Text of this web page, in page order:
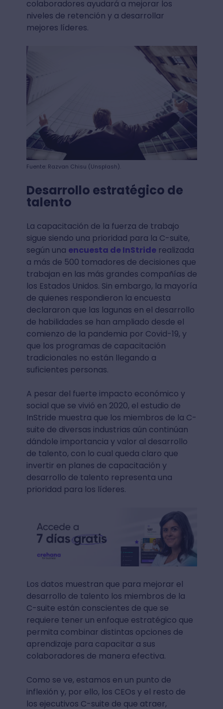
colaboradores ayudará a mejorar los
niveles de retención y a desarrollar
mejores líderes.
Fuente: Razvan Chisu (Unsplash).
Desarrollo estratégico de
talento
La capacitación de la fuerza de trabajo
sigue siendo una prioridad para la C-suite,
según una encuesta de InStriderealizada
a más de 500 tomadores de decisiones que
trabajan en las más grandes compañías de
los Estados Unidos. Sin embargo, la mayoría
de quienes respondieron la encuesta
declararon que las lagunas en el desarrollo
de habilidades se han ampliado desde el
comienzo de la pandemia por Covid-19, y
que los programas de capacitación
tradicionales no están llegando a
suficientes personas.
A pesar del fuerte impacto económico y
social que se vivió en 2020, el estudio de
InStride muestra que los miembros de la C-
suite de diversas industrias aún continúan
dándole importancia y valor al desarrollo
de talento, con lo cual queda claro que
invertir en planes de capacitación y
desarrollo de talento representa una
prioridad para los líderes.
Los datos muestran que para mejorar el
desarrollo de talento los miembros de la
C-suite están conscientes de que se
requiere tener un enfoque estratégico que
permita combinar distintas opciones de
aprendizaje para capacitar a sus
colaboradores de manera efectiva.
Como se ve, estamos en un punto de
inflexión y, por ello, los CEOs y el resto de
los ejecutivos C-suite de que atraer,